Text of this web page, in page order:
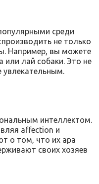
среди
не только
Например, вы можете
или лай собаки. Это не
увлекательным.
интеллектом.
affection и
о том, что их ара
своих хозяев